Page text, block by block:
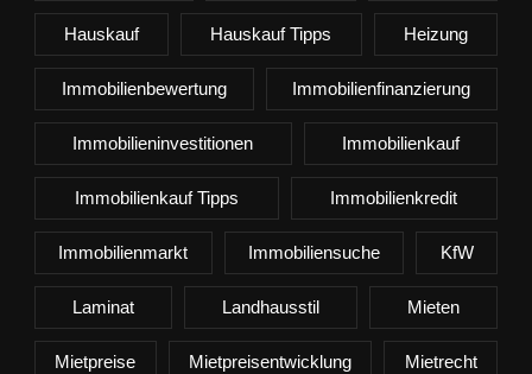
Hauskauf Hauskauf Tipps Heizung
Immobilienbewertung Immobilienfinanzierung
Immobilieninvestitionen Immobilienkauf
Immobilienkauf Tipps Immobilienkredit
Immobilienmarkt Immobiliensuche KfW
Laminat Landhausstil Mieten
Mietpreise Mietpreisentwicklung Mietrecht